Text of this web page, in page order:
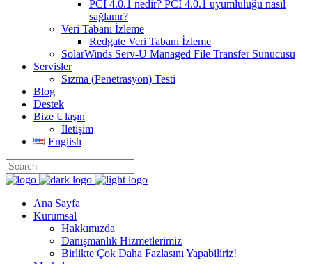
PCI 4.0.1 nedir? PCI 4.0.1 uyumluluğu nasıl
sağlanır?
Veri Tabanı İzleme
Redgate Veri Tabanı İzleme
SolarWinds Serv-U Managed File Transfer Sunucusu
Servisler
Sızma (Penetrasyon) Testi
Blog
Destek
Bize Ulaşın
İletişim
English
Ana Sayfa
Kurumsal
Hakkımızda
Danışmanlık Hizmetlerimiz
Birlikte Çok Daha Fazlasını Yapabiliriz!